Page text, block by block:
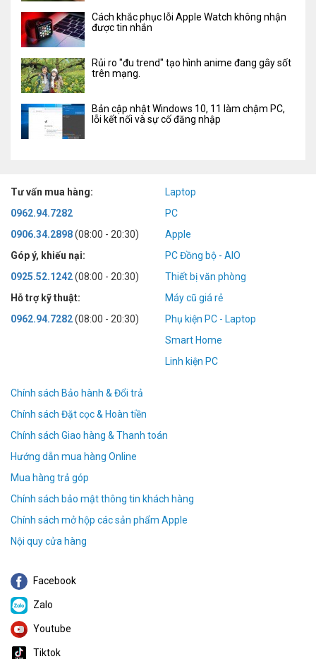
Cách khắc phục lỗi Apple Watch không nhận
được tin nhắn
Rủi ro "đu trend" tạo hình anime đang gây sốt
trên mạng.
Bản cập nhật Windows 10, 11 làm chậm PC,
lỗi kết nối và sự cố đăng nhập
Tư vấn mua hàng:
0962.94.7282
0906.34.2898(08:00 - 20:30)
Góp ý, khiếu nại:
0925.52.1242(08:00 - 20:30)
Hỗ trợ kỹ thuật:
0962.94.7282(08:00 - 20:30)
Laptop
PC
Apple
PC Đồng bộ - AIO
Thiết bị văn phòng
Máy cũ giá rẻ
Phụ kiện PC - Laptop
Smart Home
Linh kiện PC
Chính sách Bảo hành & Đổi trả
Chính sách Đặt cọc & Hoàn tiền
Chính sách Giao hàng & Thanh toán
Hướng dẫn mua hàng Online
Mua hàng trả góp
Chính sách bảo mật thông tin khách hàng
Chính sách mở hộp các sản phẩm Apple
Nội quy cửa hàng
Facebook
Zalo
Youtube
Tiktok